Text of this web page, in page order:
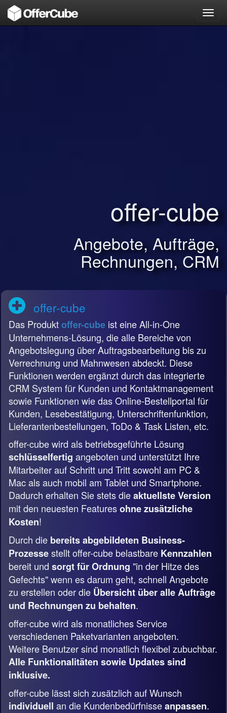
offer-cube
Angebote, Aufträge,
Rechnungen, CRM
offer-cube
Das Produktoffer-cube ist eine All-in-One
Unternehmens-Lösung, die alle Bereiche von
Angebotslegung über Auftragsbearbeitung bis zu
Verrechnung und Mahnwesen abdeckt. Diese
Funktionen werden ergänzt durch das integrierte
CRM System für Kunden und Kontaktmanagement
sowie Funktionen wie das Online-Bestellportal für
Kunden, Lesebestätigung, Unterschriftenfunktion,
Lieferantenbestellungen, ToDo & Task Listen, etc.
offer-cube wird als betriebsgeführte Lösung
schlüsselfertig angeboten und unterstützt Ihre
Mitarbeiter auf Schritt und Tritt sowohl am PC &
Mac als auch mobil am Tablet und Smartphone.
Dadurch erhalten Sie stets dieaktuellste Version
mit den neuesten Featuresohne zusätzliche
Kosten!
Durch die bereits abgebildeten Business-
Prozessestellt offer-cube belastbare Kennzahlen
bereit und sorgt für Ordnung "in der Hitze des
Gefechts" wenn es darum geht, schnell Angebote
zu erstellen oder die Übersicht über alle Aufträge
und Rechnungen zu behalten.
offer-cube wird als monatliches Service
verschiedenen Paketvarianten angeboten.
Weitere Benutzer sind monatlich flexibel zubuchbar.
Alle Funktionalitäten sowie Updates sind
inklusive.
offer-cube lässt sich zusätzlich auf Wunsch
individuell an die Kundenbedürfnisseanpassen.